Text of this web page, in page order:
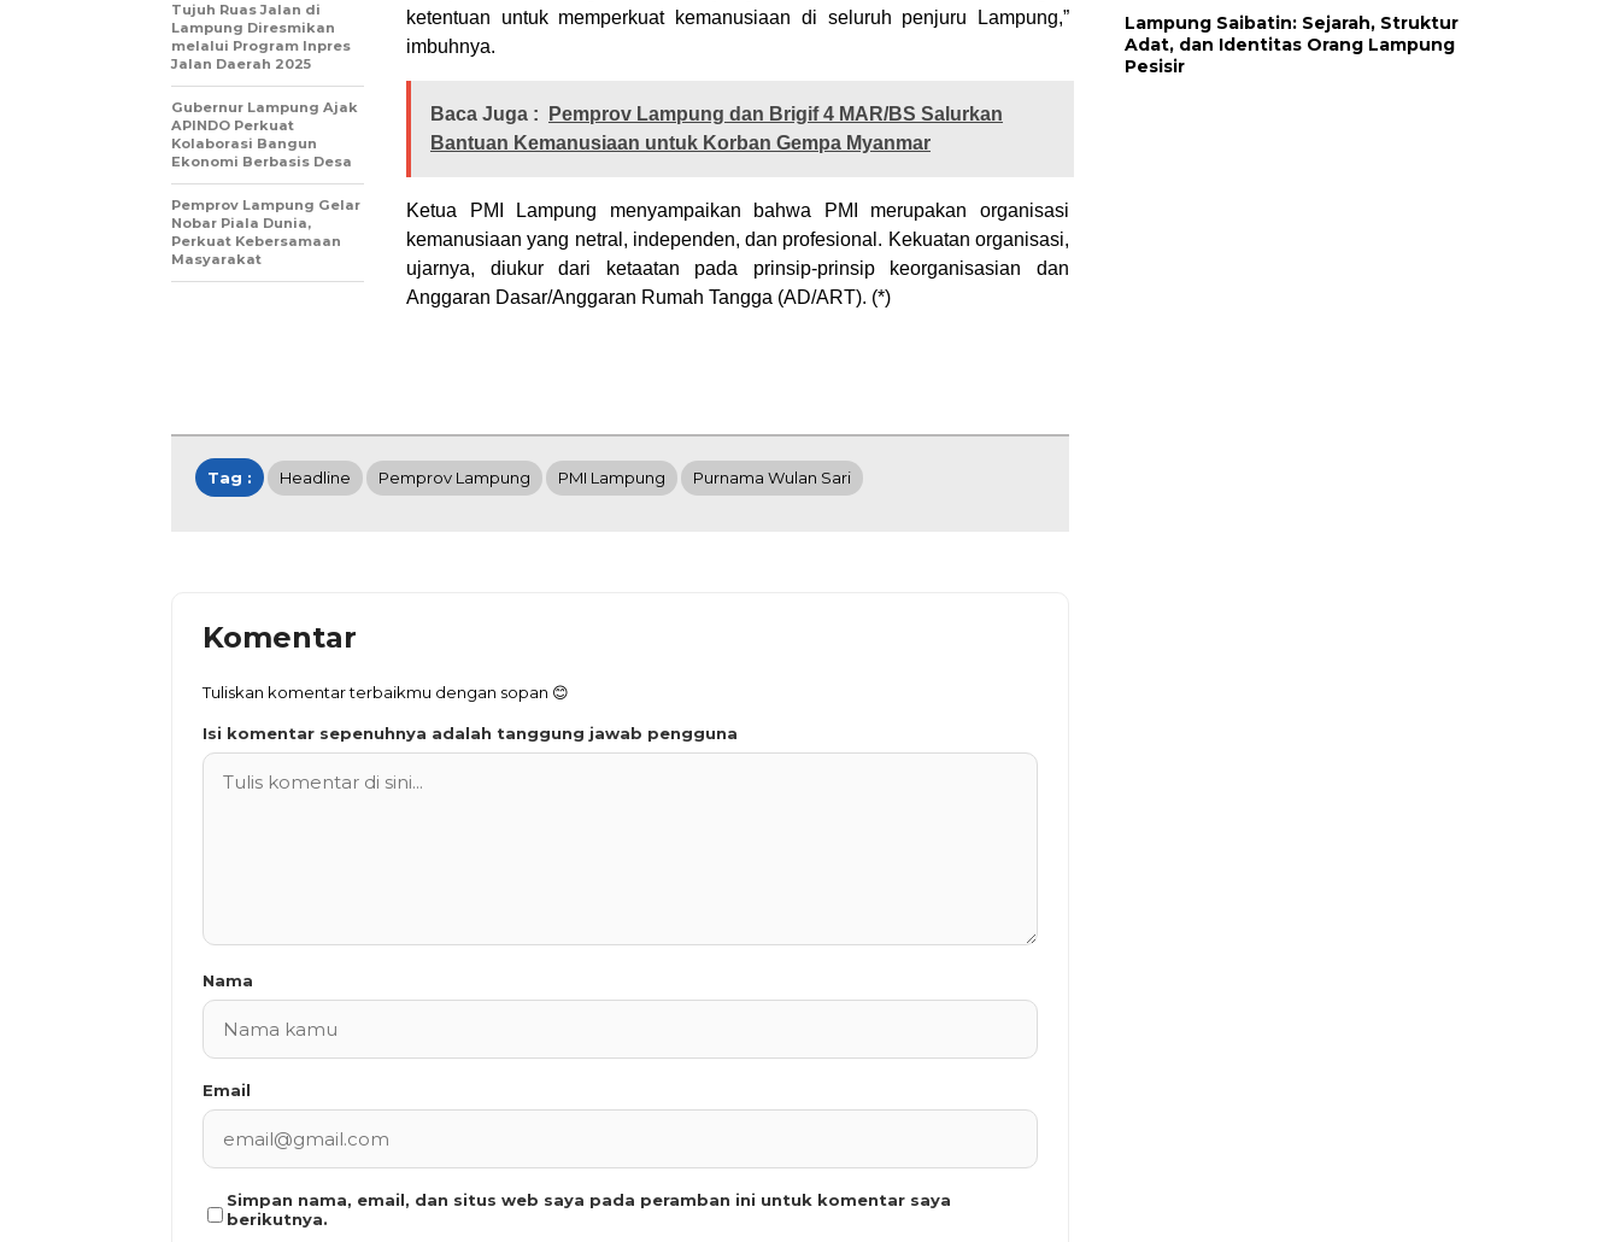
ketentuan untuk memperkuat kemanusiaan di seluruh penjuru Lampung,”
imbuhnya.
Baca Juga :
Pemprov Lampung dan Brigif 4 MAR/BS Salurkan
Bantuan Kemanusiaan untuk Korban Gempa Myanmar
Ketua PMI Lampung menyampaikan bahwa PMI merupakan organisasi
kemanusiaan yang netral, independen, dan profesional. Kekuatan organisasi,
ujarnya, diukur dari ketaatan pada prinsip-prinsip keorganisasian dan
Anggaran Dasar/Anggaran Rumah Tangga (AD/ART). (*)
Tujuh Ruas Jalan di
Lampung Diresmikan
melalui Program Inpres
Jalan Daerah 2025
Gubernur Lampung Ajak
APINDO Perkuat
Kolaborasi Bangun
Ekonomi Berbasis Desa
Pemprov Lampung Gelar
Nobar Piala Dunia,
Perkuat Kebersamaan
Masyarakat
Tag : Headline Pemprov Lampung PMI Lampung Purnama Wulan Sari
Komentar
Tuliskan komentar terbaikmu dengan sopan 😊
Isi komentar sepenuhnya adalah tanggung jawab pengguna
Nama
Email
Simpan nama, email, dan situs web saya pada peramban ini untuk komentar saya
berikutnya.
Lampung Saibatin: Sejarah, Struktur
Adat, dan Identitas Orang Lampung
Pesisir